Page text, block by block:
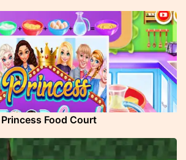
Princess Food Court